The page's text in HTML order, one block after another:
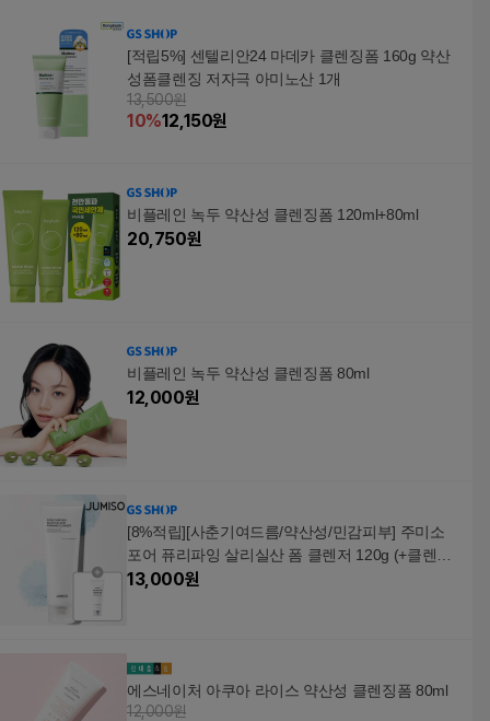
[적립5%] 센텔리안24 마데카 클렌징폼 160g 약산
성폼클렌징 저자극 아미노산 1개
13,500원
10%12,150원
비플레인 녹두 약산성 클렌징폼 120ml+80ml
20,750원
비플레인 녹두 약산성 클렌징폼 80ml
12,000원
[8%적립][사춘기여드름/약산성/민감피부] 주미소
포어 퓨리파잉 살리실산 폼 클렌저 120g (+클렌징
폼 20ml)
13,000원
에스네이처 아쿠아 라이스 약산성 클렌징폼 80ml
12,000원